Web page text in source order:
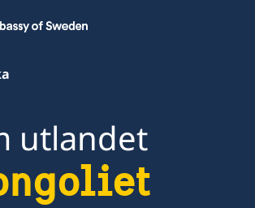
utlandet